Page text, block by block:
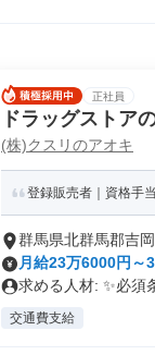
正社員
ドラッグストア
(株)クスリのアオキ
登録販売者｜資格手
群馬県北群馬郡吉
月給23万6000円～
求める人材: ✨必須
交通費支給